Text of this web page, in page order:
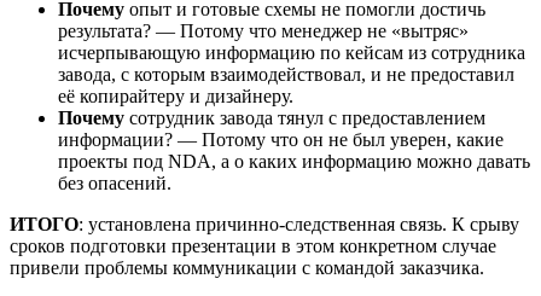
Почему опыт и готовые схемы не помогли достичь
результата? — Потому что менеджер не «вытряс»
исчерпывающую информацию по кейсам из сотрудника
завода, с которым взаимодействовал, и не предоставил
её копирайтеру и дизайнеру.
Почему сотрудник завода тянул с предоставлением
информации? — Потому что он не был уверен, какие
проекты под NDA, а о каких информацию можно давать
без опасений.
ИТОГО: установлена причинно-следственная связь. К срыву
сроков подготовки презентации в этом конкретном случае
привели проблемы коммуникации с командой заказчика.